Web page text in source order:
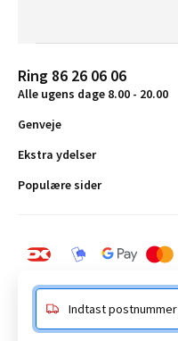
Ring 86 26 06 06
Alle ugens dage 8.00 - 20.00
Genveje
Ekstra ydelser
Populære sider
Indtast postnummer